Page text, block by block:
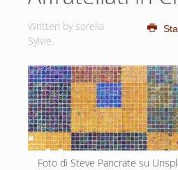
Written by sorella
Sylvie.
Foto di Steve Pancrate su